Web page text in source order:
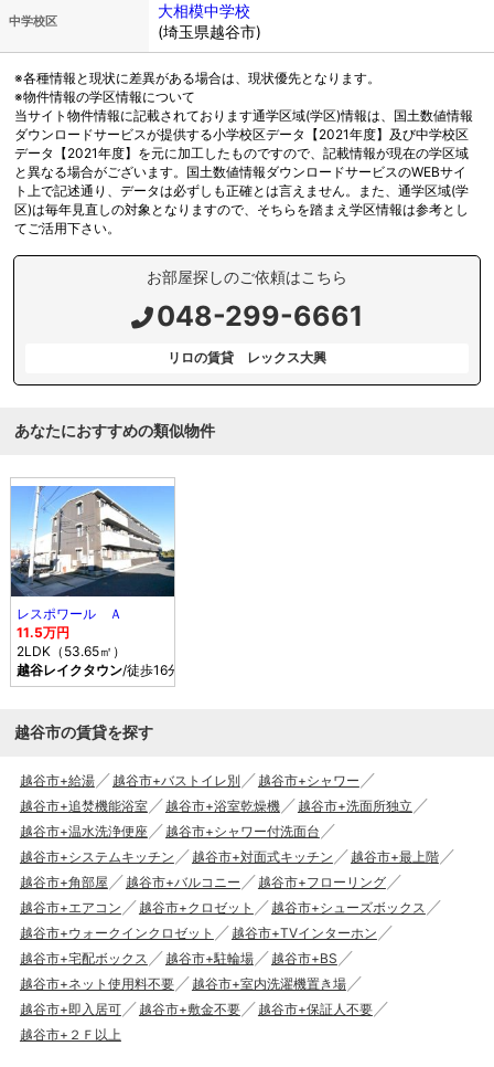
中学校区
大相模中学校
(埼玉県越谷市)
※各種情報と現状に差異がある場合は、現状優先となります。
※物件情報の学区情報について
当サイト物件情報に記載されております通学区域(学区)情報は、国土数値情報
ダウンロードサービスが提供する小学校区データ【2021年度】及び中学校区
データ【2021年度】を元に加工したものですので、記載情報が現在の学区域
と異なる場合がございます。国土数値情報ダウンロードサービスのWEBサイ
ト上で記述通り、データは必ずしも正確とは言えません。また、通学区域(学
区)は毎年見直しの対象となりますので、そちらを踏まえ学区情報は参考とし
てご活用下さい。
お部屋探しのご依頼はこちら
048-299-6661
リロの賃貸 レックス大興
あなたにおすすめの類似物件
レスポワール Ａ
11.5万円
2LDK（53.65㎡）
越谷レイクタウン/徒歩16分
越谷市の賃貸を探す
越谷市+給湯 越谷市+バストイレ別
越谷市+シャワー
越谷市+追焚機能浴室
越谷市+浴室乾燥機
越谷市+洗面所独立
越谷市+温水洗浄便座
越谷市+シャワー付洗面台
越谷市+システムキッチン
越谷市+対面式キッチン
越谷市+最上階
越谷市+角部屋
越谷市+バルコニー
越谷市+フローリング
越谷市+エアコン
越谷市+クロゼット
越谷市+シューズボックス
越谷市+ウォークインクロゼット
越谷市+TVインターホン
越谷市+宅配ボックス
越谷市+駐輪場
越谷市+BS
越谷市+ネット使用料不要
越谷市+室内洗濯機置き場
越谷市+即入居可
越谷市+敷金不要
越谷市+保証人不要
越谷市+２Ｆ以上